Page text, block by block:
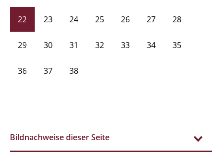
22 23 24 25 26 27 28
29 30 31 32 33 34 35
36 37 38
Bildnachweise dieser Seite